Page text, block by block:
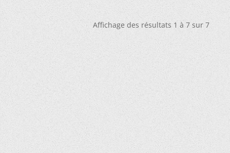
Affichage des résultats 1 à 7 sur 7